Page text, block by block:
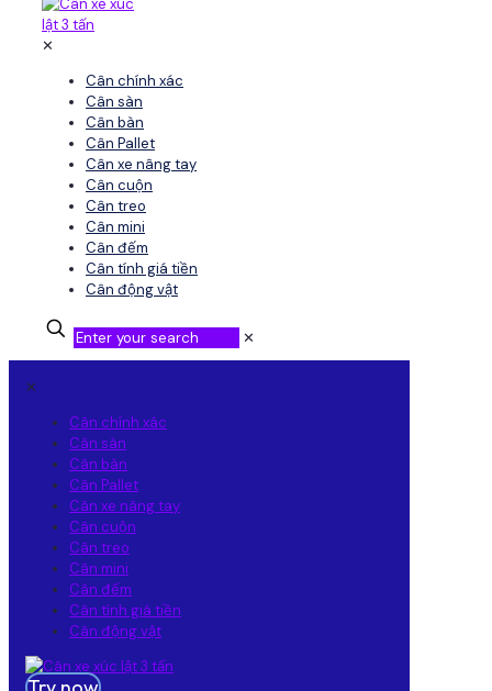
✕
Cân chính xác
Cân sàn
Cân bàn
Cân Pallet
Cân xe nâng tay
Cân cuộn
Cân treo
Cân mini
Cân đếm
Cân tính giá tiền
Cân động vật
✕
✕
Cân chính xác
Cân sàn
Cân bàn
Cân Pallet
Cân xe nâng tay
Cân cuộn
Cân treo
Cân mini
Cân đếm
Cân tính giá tiền
Cân động vật